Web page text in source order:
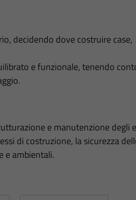
decidendo dove costruire case,
e funzionale, tenendo
e manutenzione degli
di costruzione, la sicurezza
e ambientali.